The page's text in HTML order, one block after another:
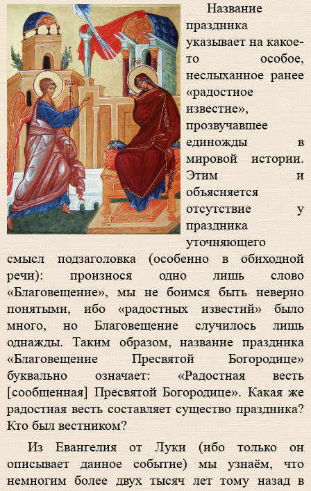
Название
праздника
указывает на какое-
то особое,
неслыханное ранее
«радостное
известие»,
прозвучавшее
единожды в
мировой истории.
Этим и
объясняется
отсутствие у
праздника
уточняющего
смысл подзаголовка (особенно в обиходной
речи): произнося одно лишь слово
«Благовещение», мы не боимся быть неверно
понятыми, ибо «радостных известий» было
много, но Благовещение случилось лишь
однажды. Таким образом, название праздника
«Благовещение Пресвятой Богородице»
буквально означает: «Радостная весть
[сообщенная] Пресвятой Богородице». Какая же
радостная весть составляет существо праздника?
Кто был вестником?
Из Евангелия от Луки (ибо только он
описывает данное событие) мы узнаём, что
немногим более двух тысяч лет тому назад в